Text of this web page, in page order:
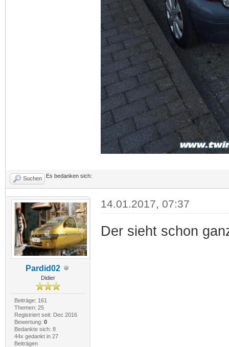
Suchen Es bedanken sich:
Pardid02
Didier
Beiträge: 161
Themen: 25
Registriert seit: Dec 2016
Bewertung: 0
Bedankte sich: 8
44x gedankt in 27
Beiträgen
14.01.2017, 07:37
Der sieht schon